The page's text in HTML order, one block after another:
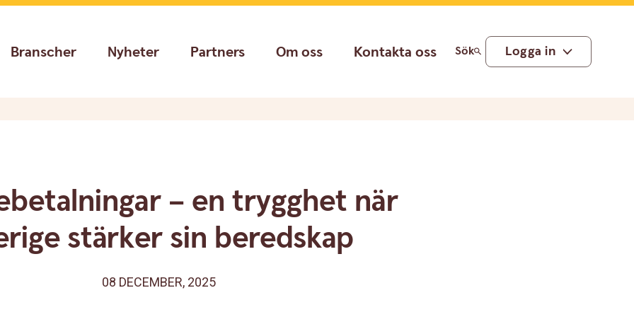
Branscher Nyheter Partners Om oss Kontakta oss Sök Logga in
– en trygghet när
stärker sin beredskap
08 DECEMBER, 2025